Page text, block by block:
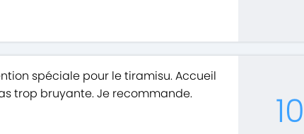
spéciale pour le tiramisu. Accueil
trop bruyante. Je recommande.
10